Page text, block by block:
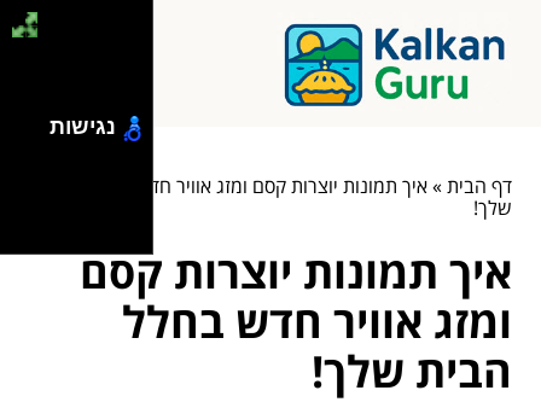
דף הבית»איך תמונות יוצרות קסם ומזג אוויר חדש בחלל הבית
שלך!
איך תמונות יוצרות קסם
ומזג אוויר חדש בחלל
הבית שלך!
נגישות